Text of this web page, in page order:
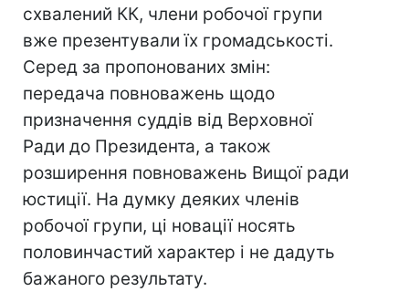
схвалений КК, члени робочої групи
вже презентували їх громадськості.
Серед за пропонованих змін:
передача повноважень щодо
призначення суддів від Верховної
Ради до Президента, а також
розширення повноважень Вищої ради
юстиції. На думку деяких членів
робочої групи, ці новації носять
половинчастий характер і не дадуть
бажаного результату.